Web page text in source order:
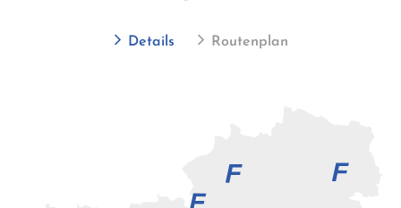
Details Routenplan